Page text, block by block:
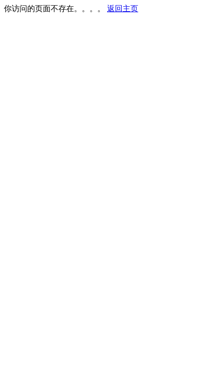
你访问的页面不存在。。。。 返回主页